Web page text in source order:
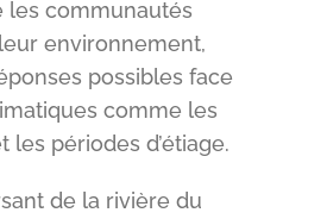
les communautés
environnement,
possibles face
comme les
les périodes d’étiage.
de la rivière du